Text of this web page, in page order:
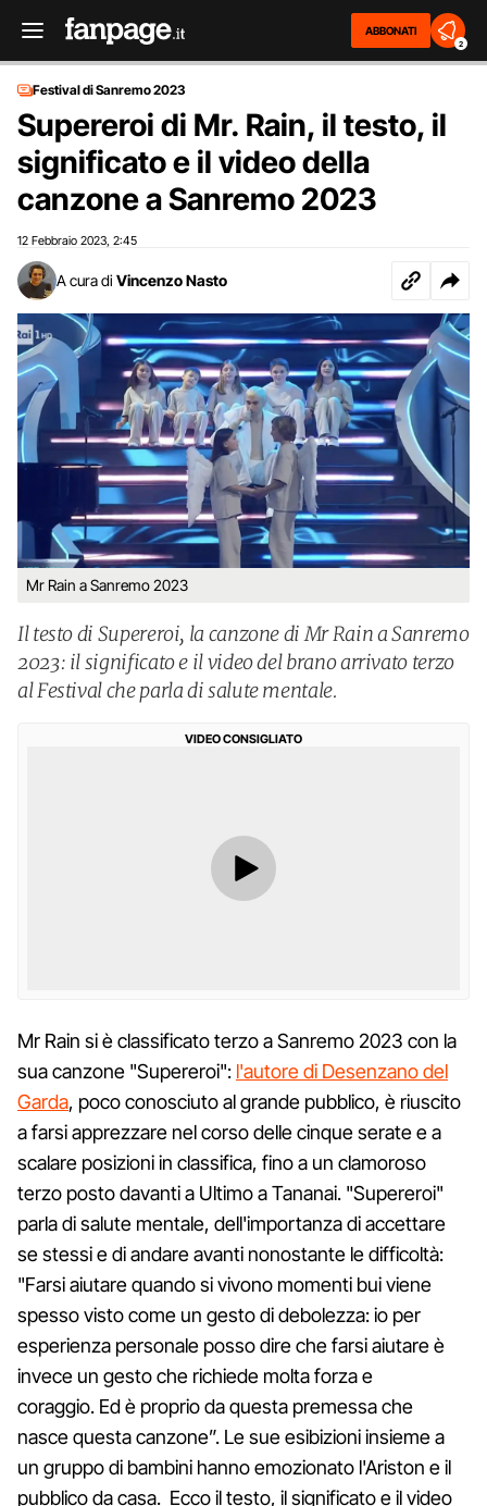
ABBONATI
2
Festival di Sanremo 2023
Supereroi di Mr. Rain, il testo, il
significato e il video della
canzone a Sanremo 2023
12 Febbraio 2023 2:45
A cura di Vincenzo Nasto
Mr Rain a Sanremo 2023
Il testo di Supereroi, la canzone di Mr Rain a Sanremo
2023: il significato e il video del brano arrivato terzo
al Festival che parla di salute mentale.
VIDEO CONSIGLIATO
Mr Rain si è classificato terzo a Sanremo 2023 con la
sua canzone "Supereroi": l'autore di Desenzano del
Garda, poco conosciuto al grande pubblico, è riuscito
a farsi apprezzare nel corso delle cinque serate e a
scalare posizioni in classifica, fino a un clamoroso
terzo posto davanti a Ultimo a Tananai. "Supereroi"
parla di salute mentale, dell'importanza di accettare
se stessi e di andare avanti nonostante le difficoltà:
"Farsi aiutare quando si vivono momenti bui viene
spesso visto come un gesto di debolezza: io per
esperienza personale posso dire che farsi aiutare è
invece un gesto che richiede molta forza e
coraggio. Ed è proprio da questa premessa che
nasce questa canzone”. Le sue esibizioni insieme a
un gruppo di bambini hanno emozionato l'Ariston e il
pubblico da casa. Ecco il testo, il significato e il video